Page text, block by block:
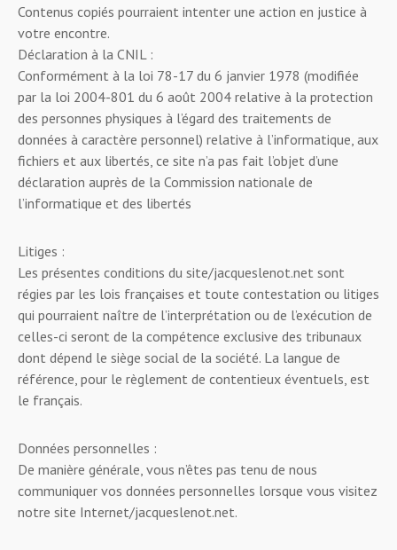
Contenus copiés pourraient intenter une action en justice à
votre encontre.
Déclaration à la CNIL :
Conformément à la loi 78-17 du 6 janvier 1978 (modifiée
par la loi 2004-801 du 6 août 2004 relative à la protection
des personnes physiques à l’égard des traitements de
données à caractère personnel) relative à l’informatique, aux
fichiers et aux libertés, ce site n’a pas fait l’objet d’une
déclaration auprès de la Commission nationale de
l’informatique et des libertés
Litiges :
Les présentes conditions du site/jacqueslenot.net sont
régies par les lois françaises et toute contestation ou litiges
qui pourraient naître de l’interprétation ou de l’exécution de
celles-ci seront de la compétence exclusive des tribunaux
dont dépend le siège social de la société. La langue de
référence, pour le règlement de contentieux éventuels, est
le français.
Données personnelles :
De manière générale, vous n’êtes pas tenu de nous
communiquer vos données personnelles lorsque vous visitez
notre site Internet/jacqueslenot.net.